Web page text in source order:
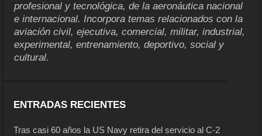
profesional y tecnológica, de la aeronáutica nacional
e internacional. Incorpora temas relacionados con la
aviación civil, ejecutiva, comercial, militar, industrial,
experimental, entrenamiento, deportivo, social y
cultural.
ENTRADAS RECIENTES
Tras casi 60 años la US Navy retira del servicio al C-2